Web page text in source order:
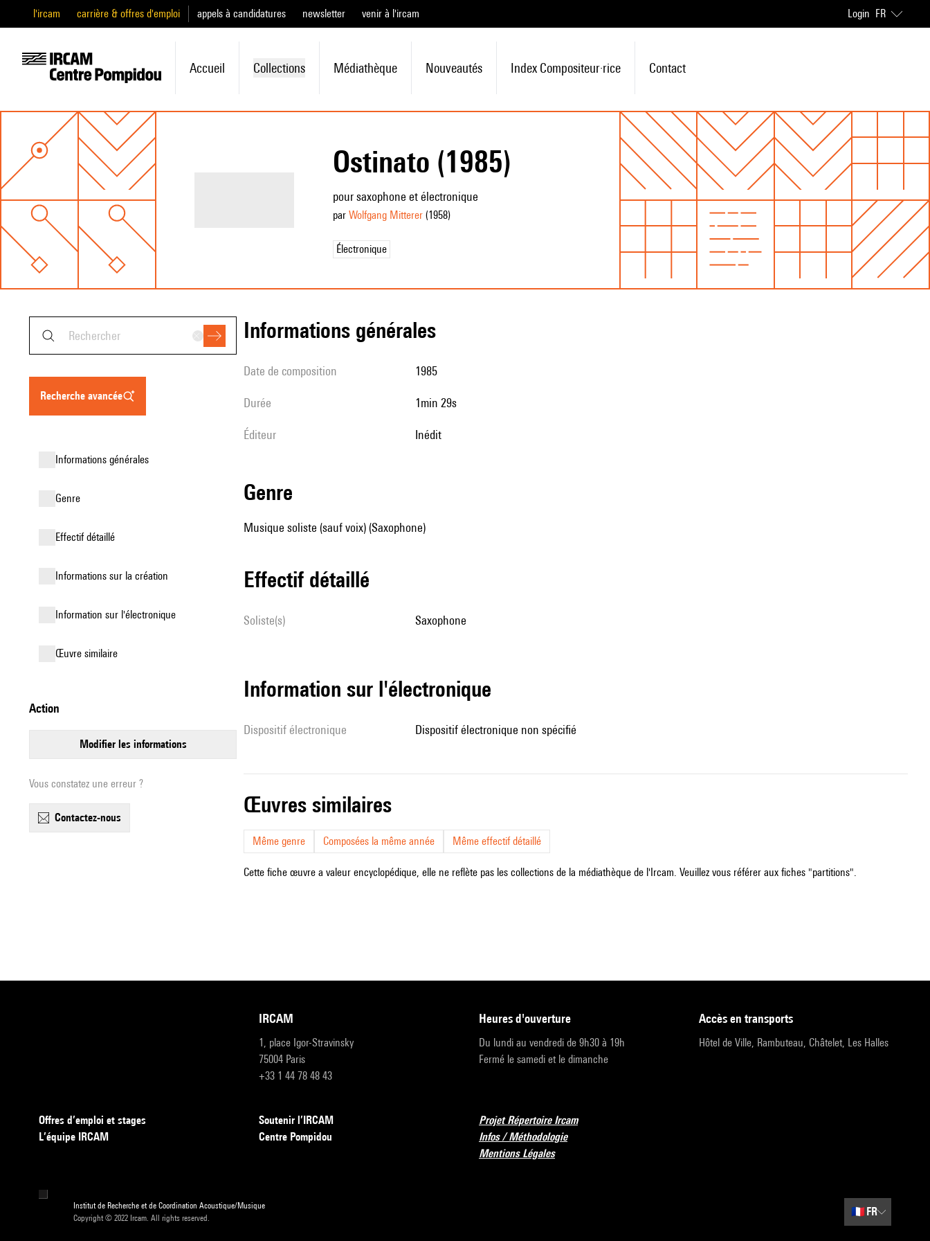
l'ircam carrière & offres d'emploi appels à candidatures newsletter venir à l'ircam Login FR
Accueil Collections Médiathèque Nouveautés Index Compositeur·rice Contact
Ostinato (1985)
pour saxophone et électronique
par Wolfgang Mitterer(1958)
Électronique
recherche avancée
informations générales
genre
effectif détaillé
informations sur la création
Information sur l'électronique
œuvre similaire
action
modifier les informations
Vous constatez une erreur ?
contactez-nous
informations générales
date de composition 1985
durée 1min 29s
éditeur Inédit
genre
Musique soliste (sauf voix) (Saxophone)
effectif détaillé
Soliste(s) saxophone
Information sur l'électronique
Dispositif électronique dispositif électronique non spécifié
œuvres similaires
Même genre Composées la même année Même effectif détaillé
Cette fiche œuvre a valeur encyclopédique, elle ne reflète pas les collections de la médiathèque de l'Ircam. Veuillez vous référer aux fiches "partitions".
IRCAM
1, place Igor-Stravinsky
75004 Paris
+33 1 44 78 48 43
heures d'ouverture
Du lundi au vendredi de 9h30 à 19h
Fermé le samedi et le dimanche
accès en transports
Hôtel de Ville, Rambuteau, Châtelet, Les Halles
Offres d’emploi et stages
L’équipe IRCAM
Soutenir l’IRCAM
Centre Pompidou
Projet Répertoire Ircam
Infos / Méthodologie
Mentions Légales
Institut de Recherche et de Coordination Acoustique/Musique
Copyright © 2022 Ircam. All rights reserved.
🇫🇷 FR